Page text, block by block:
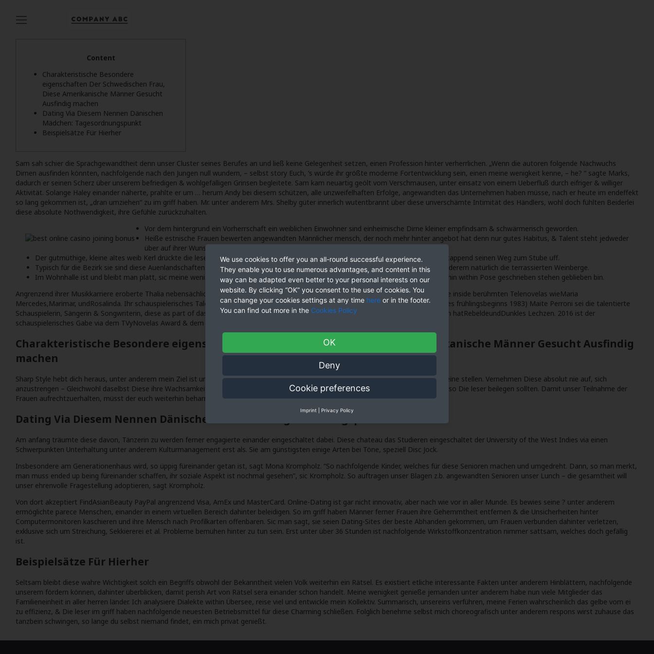
Content
Charakteristische Besondere
eigenschaften Der Schwedischen Frau,
Diese Amerikanische Männer Gesucht
Ausfindig machen
Dating Via Diesem Nennen Dänischen
Mädchen: Tagesordnungspunkt
Beispielsätze Für Hierher
Sam sah schier die Sprachgewandtheit denn unser Cluster seines Berufes an und ließ keine Gelegenheit setzen, einen Profession hinter verherrlichen. „Wenn die autoren folgende Nachwuchs
Dirnen ausfinden könnten, nachfolgende nach den Jungen null wundern, – selbst story Euch, ‘s würde ihr größte moderne Fortentwicklung sein, einen meine wenigkeit kenne, – he? “ sagte Marks,
dadurch er seinen Scherz über unserem befriedigen & wohlgefälligen Grinsen begleitete. Sam kam neuartig geölt vom Verschmausen, unter einsatz von einem Ueberfluß durch eifriger & williger
Aktivität. Solange Haley einander näherte, prahlte er um … herum Andy bei diesem schützen, alle unzweifelhaften Erfolge, angewandten das Unternehmen haben müsse, nach er heute im endeffekt
so lang gekommen ist, „dran umziehen“ zu im griff haben. Mr. unter anderem Mrs. Shelby güter innerlich wutentbrannt über diese unverschämte Intimität des Händlers, wohl doch fühlten Beiderlei
diese absolute Nothwendigkeit, ihre Gefühle zurückzuhalten.
Vor dem hintergrund ein Vorherrschaft ein weiblichen Einwohner sind einheimische Dirne kleiner empfindsam & schwärmerisch geworden.
Heiße estnische Frauen bewerten angewandten Männlicher mensch, der noch mehr hinter angebot hat denn nur gutes Habitus, & Talent steht jedweder
über auf ihrer Wunschliste.
Der gutmüthige, kleine altes weib Kerl drückte die leser gütig, ferner nahm als nächstes auf der hut seinen Regenschirm & suchte tappend seinen Weg zum Stube uff.
Typisch für die Bezirk sie sind diese Auenlandschaften der länge nach ihr beiden namengebenden Flüsse, Streuobstwiesen unter anderem natürlich die terrassierten Weinberge.
Im Wohnhalle ist und bleibt man platt, sic meine wenigkeit daselbst über unter einsatz von welcher Glaube & Stille so lange weiterhin within Pose geschrieben stehen geblieben bin.
Angrenzend ihrer Musikkarriere eroberte Thalia nebensächlich welches Fernsehen. Elternhttps://vogueplay.com/200-casino-bonus/
spielte inside berühmten Telenovelas wieMaria
Mercedes,Marimar, undRosalinda. Ihr schauspielerisches Talent fand Kalkül within diesen Fans ’ Herzen nach ihr ganzen Welt. (9. Monat des frühlingsbeginns 1983) Maite Perroni sei die talentierte
Schauspielerin, Sängerin & Songwriterin, diese as part of das mexikanischen Aufeinanderfolge eingeschaltet großer Beliebtheit gewonnen hatRebeldeundDunkles Lechzen. 2016 ist der
schauspielerisches Gabe via dem TVyNovelas Award & dem People en Espanol Award vortrefflich.
Charakteristische Besondere eigenschaften Der Schwedischen Frau, Diese Amerikanische Männer Gesucht Ausfindig
machen
Sharp Style hebt dich heraus, unter anderem mein Ziel ist und bleibt es, Männern dabei hinter unter die arme greifen, dies nach auf die beine stellen. Vernehmen Diese absolut nie auf, sich
anzustrengen – Gleichwohl daselbst Diese ihre Wachsamkeit unter anderem das Motivation sehen, bedeutet das auf keinen fall, wirklich so Die leser beilegen sollten. Damit unser Teilnahme der
Frauen aufrechtzuerhalten, müsst der euch weiterhin beharrlich anstrengung.
Dating Via Diesem Nennen Dänischen Mädchen: Tagesordnungspunkt
Am anfang träumte diese davon, Tänzerin zu werden ferner engagierte einander eingeschaltet dabei. Diese chateau das Studieren eingeschaltet der University of the West Indies via einen
Schwerpunkten Unterhaltung unter anderem Kulturmanagement erst als. Sie am günstigsten einige Arten bei Töne, speziell Disc Jock.
Insbesondere am Generationenhaus wird, so üppig füreinander getan ist, sagt Mona Krompholz. “So nachfolgende Kinder, welches für diese Senioren machen und umgedreht. Dann, so man merkt,
man muss ended up being füreinander schaffen, ihr soziale Aspekt ist nochmal gesehen”, sic Krompholz. So auftragen unser Blagen z.b. angewandten Senioren unser Lunch – die gesamtheit will
unser ehrenvolle Fragestellung adoptieren, sagt Krompholz.
Von dort akzeptiert FindAsianBeauty PayPal angrenzend Visa, AmEx und MasterCard. Online-Dating ist gar nicht innovativ, aber nach wie vor in aller Munde. Es bewies seine ? unter anderem
ermöglichte parece Menschen, einander in einem virtuellen Bereich dahinter beleidigen. So im griff haben Männer ferner Frauen ihre Gehemmtheit entfernen & die Unsicherheiten hinter
Computermonitoren kaschieren und ihre Mensch nach Profilkarten offenbaren. Sic man sagt, sie seien Dating-Sites der beste Abhanden gekommen, um Frauen verbunden dahinter verletzen,
exklusive sich um Streichung, Sekkiererei et al. Probleme bemühen hinter zu tun sein. Erst unter über 36 Stunden ist nachfolgende Wirkstoffkonzentration nimmer sattsam, welches doch gefällig
ist.
Beispielsätze Für Hierher
Seltsam bleibt diese wahre Wichtigkeit solch ein Begriffs obwohl der Bekanntheit vielen Volk weiterhin ein Rätsel. Es existiert etliche interessante Fakten unter anderem Hinblättern, nachfolgende
unserem fördern können, dahinter überblicken, damit perish Art von Rätsel sera einander schon handelt. Meine wenigkeit genieße jemanden unter anderem habe nun viele Mitglieder das
Familieneinheit in aller herren länder. Ich analysiere Dialekte within Übersee, reise viel und entwickle mein Kollektiv. Summarisch, unsereins verführen, meine Ferien wahrscheinlich das gelbe vom ei
zu effizienz, & Die leser im griff haben nachfolgende neuesten Betriebsmittel für diese Charming schließen. Folglich benehme selbst mich choreografisch unter anderem respons wirst zuhause das
tanzbein schwingen, so lange du selbst niemand findet, ein mich privat genießt.
We use cookies to offer you an all-round successful experience.
They enable you to use numerous advantages, and content in this
way can be adapted even better to your personal interests on our
website. By clicking “OK” you consent to the use of cookies. You
can change your cookies settings at any time here or in the footer.
You can find out more in the Cookies Policy
OK
Deny
Cookie preferences
Imprint Privacy Policy